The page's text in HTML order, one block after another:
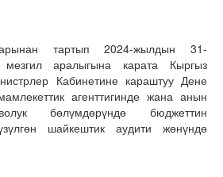
тартып 2024-жылдын 31-
аралыгына карата Кыргыз
Кабинетине караштуу Дене
агенттигинде жана анын
бөлүмдөрүндө бюджеттин
шайкештик аудити жөнүндө